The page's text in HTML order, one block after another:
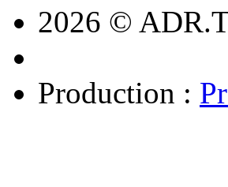
2026 ©
Production :